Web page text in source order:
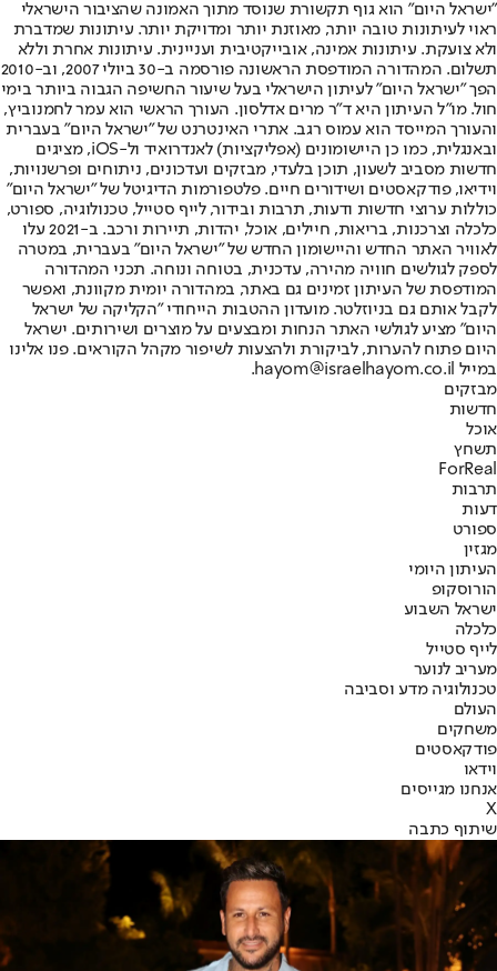
"ישראל היום" הוא גוף תקשורת שנוסד מתוך האמונה שהציבור הישראלי
ראוי לעיתונות טובה יותר, מאוזנת יותר ומדויקת יותר. עיתונות שמדברת
ולא צועקת. עיתונות אמינה, אובייקטיבית ועניינית. עיתונות אחרת וללא
תשלום. המהדורה המודפסת הראשונה פורסמה ב-30 ביולי 2007, וב-2010
הפך "ישראל היום" לעיתון הישראלי בעל שיעור החשיפה הגבוה ביותר בימי
חול. מו"ל העיתון היא ד"ר מרים אדלסון. העורך הראשי הוא עמר לחמנוביץ,
והעורך המייסד הוא עמוס רגב. אתרי האינטרנט של "ישראל היום" בעברית
ובאנגלית, כמו כן היישומונים (אפליקציות) לאנדרואיד ול-iOS, מציגים
חדשות מסביב לשעון, תוכן בלעדי, מבזקים ועדכונים, ניתוחים ופרשנויות,
וידיאו, פודקאסטים ושידורים חיים. פלטפורמות הדיגיטל של "ישראל היום"
כוללות ערוצי חדשות ודעות, תרבות ובידור, לייף סטייל, טכנולוגיה, ספורט,
כלכלה וצרכנות, בריאות, חיילים, אוכל, יהדות, תיירות ורכב. ב-2021 עלו
לאוויר האתר החדש והיישומון החדש של "ישראל היום" בעברית, במטרה
לספק לגולשים חוויה מהירה, עדכנית, בטוחה ונוחה. תכני המהדורה
המודפסת של העיתון זמינים גם באתר, במהדורה יומית מקוונת, ואפשר
לקבל אותם גם בניוזלטר. מועדון ההטבות הייחודי "הקליקה של ישראל
היום" מציע לגולשי האתר הנחות ומבצעים על מוצרים ושירותים. ישראל
היום פתוח להערות, לביקורת ולהצעות לשיפור מקהל הקוראים. פנו אלינו
במייל hayom@israelhayom.co.il.
מבזקים
חדשות
אוכל
תשחץ
ForReal
תרבות
דעות
ספורט
מגזין
העיתון היומי
הורוסקופ
ישראל השבוע
כלכלה
לייף סטייל
מעריב לנוער
טכנולוגיה מדע וסביבה
העולם
משחקים
פודקאסטים
וידאו
אנחנו מגייסים
X
שיתוף כתבה